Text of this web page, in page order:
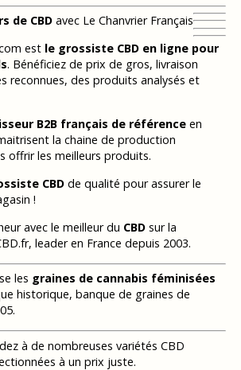
de CBDavec Le Chanvrier Français
est le grossiste CBD en ligne pour
. Bénéficiez de prix de gros, livraison
reconnues, des produits analysés et
B2B français de référenceen
la chaine de production
offrir les meilleurs produits.
CBDde qualité pour assurer le
!
avec le meilleur du CBDsur la
leader en France depuis 2003.
les graines de cannabis féminisées
historique, banque de graines de
à de nombreuses variétés CBD
à un prix juste.